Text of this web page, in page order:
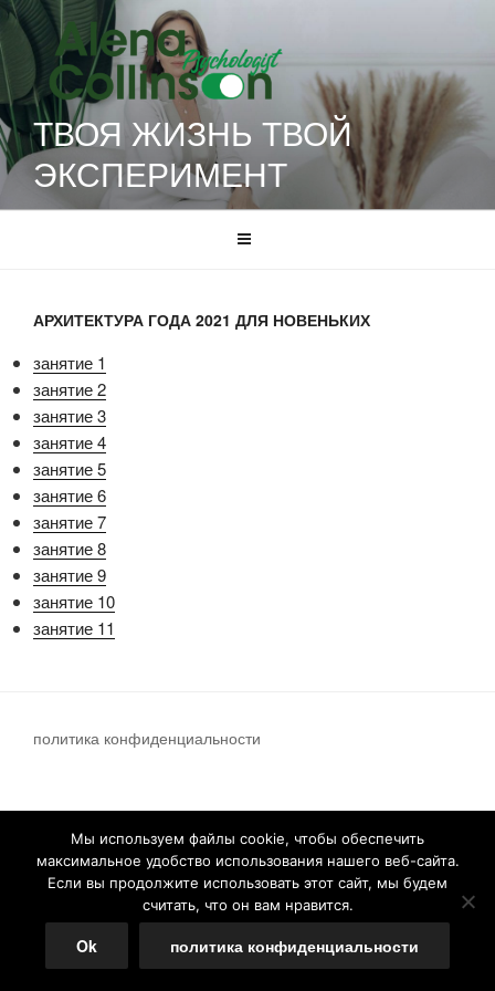
Перейти
к
содержимому
ТВОЯ ЖИЗНЬ ТВОЙ
ЭКСПЕРИМЕНТ
АРХИТЕКТУРА ГОДА 2021 ДЛЯ НОВЕНЬКИХ
занятие 1
занятие 2
занятие 3
занятие 4
занятие 5
занятие 6
занятие 7
занятие 8
занятие 9
занятие 10
занятие 11
политика конфиденциальности
Мы используем файлы cookie, чтобы обеспечить
максимальное удобство использования нашего веб-сайта.
Если вы продолжите использовать этот сайт, мы будем
считать, что он вам нравится.
Ok политика конфиденциальности